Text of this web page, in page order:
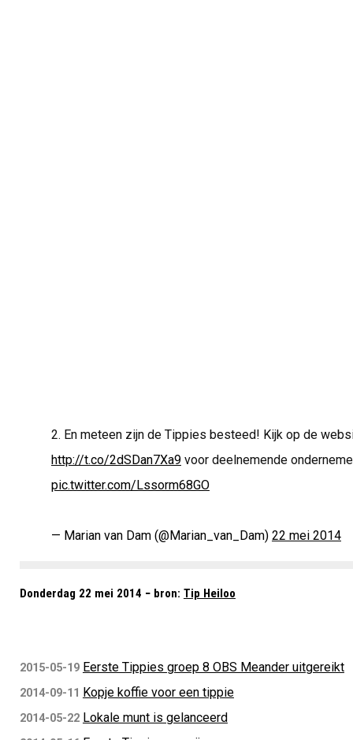
2. En meteen zijn de Tippies besteed! Kijk op de
http://t.co/2dSDan7Xa9voor deelnemende
pic.twitter.com/Lssorm68GO
— Marian van Dam (@Marian_van_Dam) 22 mei 2014
Donderdag 22 mei 2014 − bron: Tip Heiloo
2015-05-19 Eerste Tippies groep 8 OBS Meander uitgereikt
2014-09-11 Kopje koffie voor een tippie
2014-05-22 Lokale munt is gelanceerd